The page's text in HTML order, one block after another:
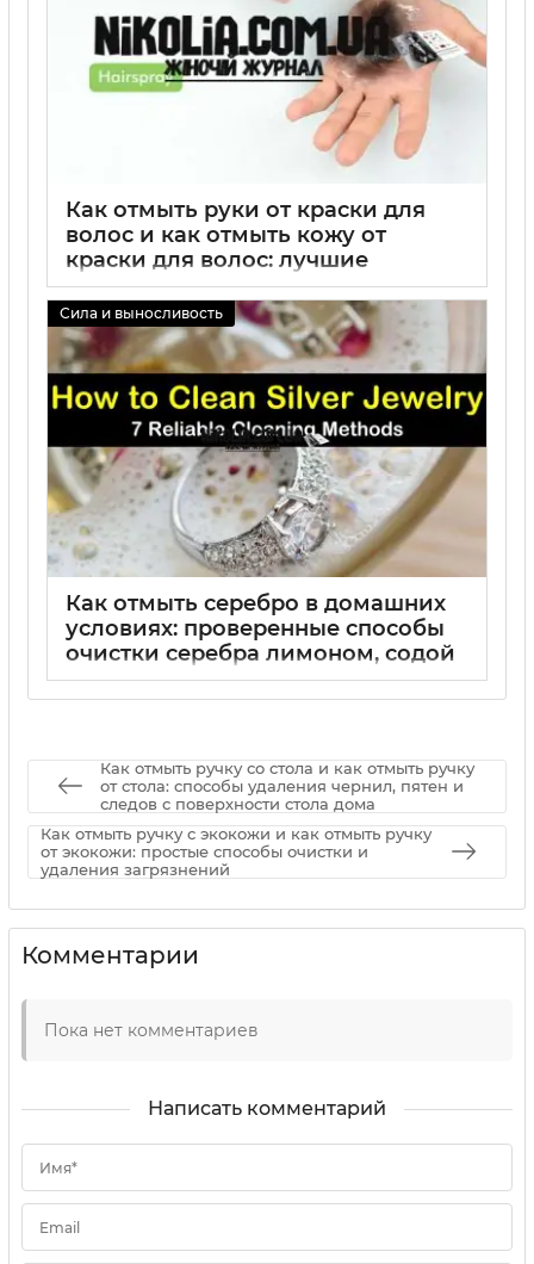
Как отмыть руки от краски для
волос и как отмыть кожу от
краски для волос: лучшие
способы удаления краски с кожи
и рук
02 09 2025
Сила и выносливость
Как отмыть серебро в домашних
условиях: проверенные способы
очистки серебра лимоном, содой
и перекисью водорода
Как отмыть ручку со стола и как отмыть ручку
от стола: способы удаления чернил, пятен и
следов с поверхности стола дома
Как отмыть ручку с экокожи и как отмыть ручку
от экокожи: простые способы очистки и
удаления загрязнений
Комментарии
Пока нет комментариев
Написать комментарий
Имя*
Email